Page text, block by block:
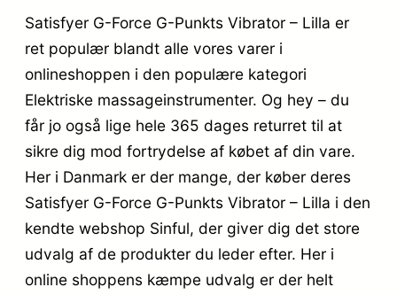
Satisfyer G-Force G-Punkts Vibrator – Lilla er
ret populær blandt alle vores varer i
onlineshoppen i den populære kategori
Elektriske massageinstrumenter. Og hey – du
får jo også lige hele 365 dages returret til at
sikre dig mod fortrydelse af købet af din vare.
Her i Danmark er der mange, der køber deres
Satisfyer G-Force G-Punkts Vibrator – Lilla i den
kendte webshop Sinful, der giver dig det store
udvalg af de produkter du leder efter. Her i
online shoppens kæmpe udvalg er der helt